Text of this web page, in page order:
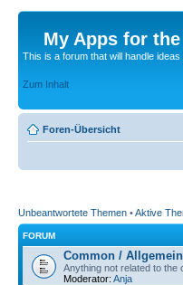
My Apps for
This is a forum that will handle
Zum Inhalt
Foren-Übersicht
Unbeantwortete Themen •Aktive
FORUM
Common /
Anything not related to the
Moderator: Anja